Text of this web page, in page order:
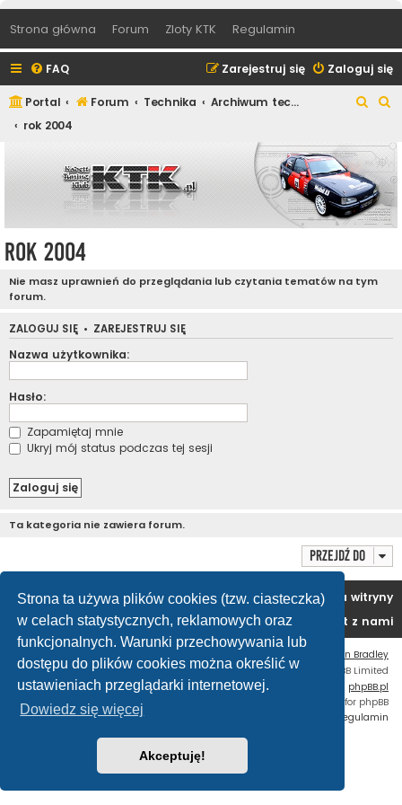
Strona ta używa plików cookies (tzw. ciasteczka)
w celach statystycznych, reklamowych oraz
funkcjonalnych. Warunki przechowywania lub
dostępu do plików cookies można określić w
ustawieniach przeglądarki internetowej.
Dowiedz się więcej
Akceptuję!
Strona główna Forum Zloty KTK Regulamin
FAQ Zaloguj się
Zarejestruj się
Portal Forum Technika
Archiwum techniczne
rok 2004
u
k
a
u
k
a
j
rok 2004
Nie masz uprawnień do przeglądania lub czytania tematów na tym
forum.
ZALOGUJ SIĘ • ZAREJESTRUJ SIĘ
Nazwa użytkownika:
Hasło:
Zapamiętaj mnie
Ukryj mój status podczas tej sesji
Ta kategoria nie zawiera forum.
Przejdź do
Portal Forum
Usuń ciasteczka witryny
Kontakt z nami
Flat Style by
Ian Bradley
Technologię dostarczaphpBB® Forum Software © phpBB Limited
Polski pakiet językowy dostarcza phpBB.pl
extension for phpBB
Regulamin